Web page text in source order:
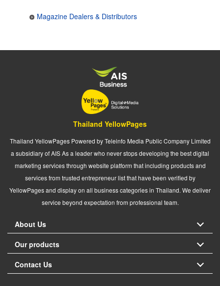
Magazine Dealers & Distributors
Thailand YellowPages
Thailand YellowPages Powered by Teleinfo Media Public Company Limited
a subsidiary of AIS As a leader who never stops developing the best digital
marketing services through website platform that including products and
services from trusted entrepreneur list that have been verified by
YellowPages and display on all business categories in Thailand. We deliver
service beyond expectation from professional team.
About Us
Our products
Contact Us